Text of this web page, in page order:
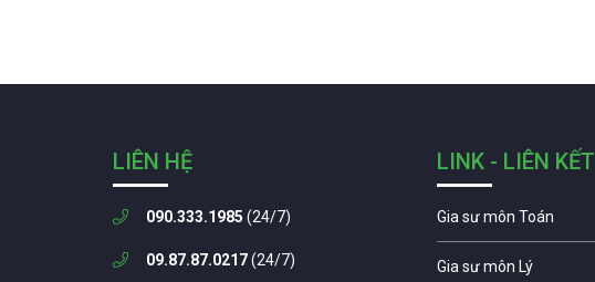
LIÊN HỆ
090.333.1985 (24/7)
09.87.87.0217(24/7)
LINK - LIÊN KẾT
Gia sư môn Toán
Gia sư môn Lý